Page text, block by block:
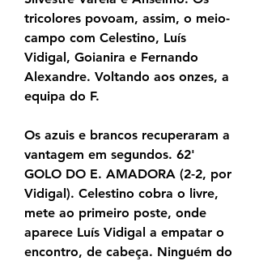
tricolores povoam, assim, o meio-
campo com Celestino, Luís
Vidigal, Goianira e Fernando
Alexandre. Voltando aos onzes, a
equipa do F.
Os azuis e brancos recuperaram a
vantagem em segundos. 62'
GOLO DO E. AMADORA (2-2, por
Vidigal). Celestino cobra o livre,
mete ao primeiro poste, onde
aparece Luís Vidigal a empatar o
encontro, de cabeça. Ninguém do